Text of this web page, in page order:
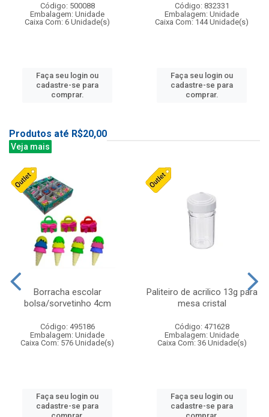
Código: 500088
Embalagem: Unidade
Caixa Com: 6 Unidade(s)
Faça seu login ou
cadastre-se para
comprar.
Código: 832331
Embalagem: Unidade
Caixa Com: 144 Unidade(s)
Faça seu login ou
cadastre-se para
comprar.
Produtos até R$20,00
Veja mais
Borracha escolar
bolsa/sorvetinho 4cm
Código: 495186
Embalagem: Unidade
Caixa Com: 576 Unidade(s)
Faça seu login ou
cadastre-se para
Paliteiro de acrilico 13g para
mesa cristal
Código: 471628
Embalagem: Unidade
Caixa Com: 36 Unidade(s)
Faça seu login ou
cadastre-se para